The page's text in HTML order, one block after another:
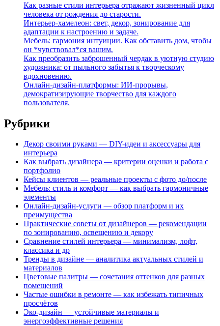
Как разные стили интерьера отражают жизненный цикл
человека от рождения до старости.
Интерьер-хамелеон: свет, декор, зонирование для
адаптации к настроению и задаче.
Мебель: гармония интуиции. Как обставить дом, чтобы
он *чувствовал*ся вашим.
Как преобразить заброшенный чердак в уютную студию
художника: от пыльного забытья к творческому
вдохновению.
Онлайн-дизайн-платформы: ИИ-прорывы,
демократизирующие творчество для каждого
пользователя.
Рубрики
Декор своими руками — DIY-идеи и аксессуары для
интерьера
Как выбрать дизайнера — критерии оценки и работа с
портфолио
Кейсы клиентов — реальные проекты с фото до/после
Мебель: стиль и комфорт — как выбрать гармоничные
элементы
Онлайн-дизайн-услуги — обзор платформ и их
преимущества
Практические советы от дизайнеров — рекомендации
по зонированию, освещению и декору
Сравнение стилей интерьера — минимализм, лофт,
классика и др
Тренды в дизайне — аналитика актуальных стилей и
материалов
Цветовые палитры — сочетания оттенков для разных
помещений
Частые ошибки в ремонте — как избежать типичных
просчётов
Эко-дизайн — устойчивые материалы и
энергоэффективные решения